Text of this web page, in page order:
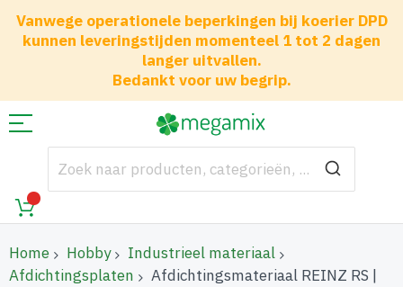
Vanwege operationele beperkingen bij koerier DPD
kunnen leveringstijden momenteel 1 tot 2 dagen
langer uitvallen.
Bedankt voor uw begrip.
Home Hobby
Industrieel materiaal
Afdichtingsplaten
Afdichtingsmateriaal REINZ RS |